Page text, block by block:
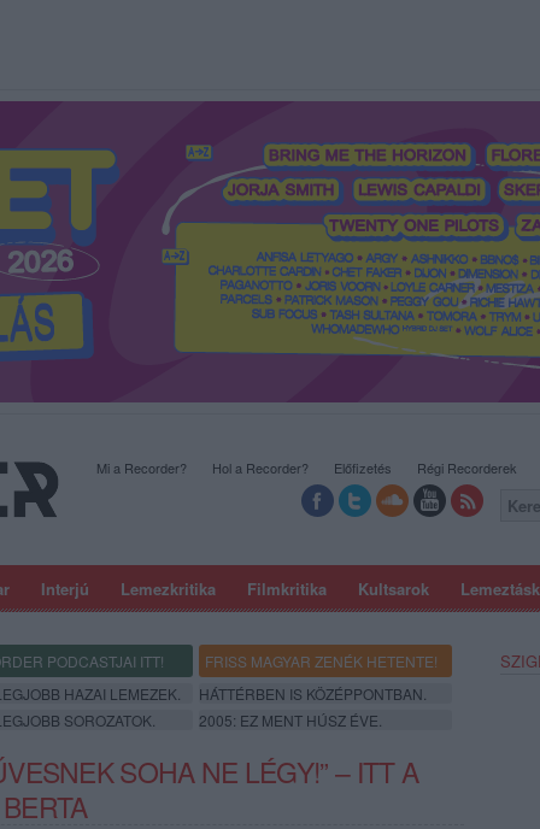
Interjú Lemezkritika Filmkritika Kultsarok
Mi a Recorder? Hol a Recorder? Előfizetés Régi Recorderek
PODCASTJAI ITT!
FRISS MAGYAR ZENÉK HETENTE!
HAZAI LEMEZEK.
HÁTTÉRBEN IS KÖZÉPPONTBAN.
SOROZATOK. 2005: EZ MENT HÚSZ ÉVE.
SOHA NE LÉGY!” – ITT A